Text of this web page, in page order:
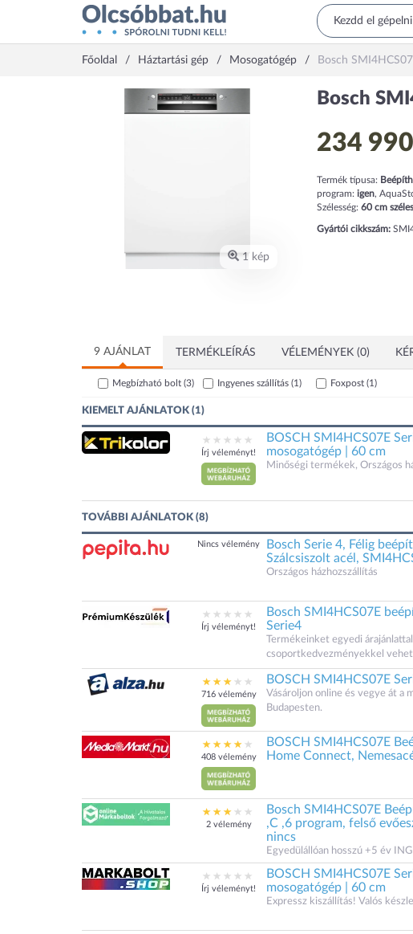
Főoldal Háztartási gép Mosogatógép Bosch
1 kép
Bosch
234
Termék típusa:
program: igen,
Szélesség: 60 cmszéles
Gyártói cikkszám:
9 AJÁNLAT TERMÉKLEÍRÁS VÉLEMÉNYEK (0)
Megbízható bolt (3) Ingyenes szállítás (1) Foxpost (1)
KIEMELT AJÁNLATOK (1)
Írj véleményt!
BOSCH SMI4HCS07E
mosogatógép | 60 cm
Minőségi termékek, Országos
TOVÁBBI AJÁNLATOK (8)
Nincs vélemény
Bosch Serie 4, Félig
Szálcsiszolt acél,
Országos házhozszállítás
Írj véleményt!
Bosch SMI4HCS07E
Serie4
Termékeinket egyedi
csoportkedvezményekkel
716 vélemény
BOSCH SMI4HCS07E
Vásároljon online és vegye át a
Budapesten.
408 vélemény
BOSCH SMI4HCS07E
Home Connect,
2 vélemény
Bosch SMI4HCS07E
,C ,6 program, felső
nincs
Egyedülállóan hosszú +5 év
Írj véleményt!
BOSCH SMI4HCS07E
mosogatógép | 60 cm
Expressz kiszállítás! Valós